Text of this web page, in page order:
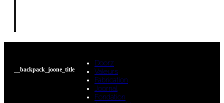
__backpack_joone_title
Doorz
Valeurs
Fabrication
Joornal
Fondation